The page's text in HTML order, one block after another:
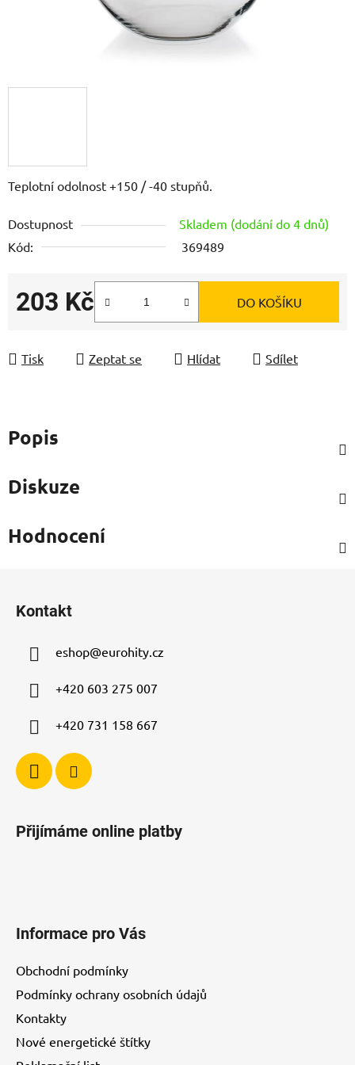
Teplotní odolnost +150 / -40 stupňů.
Dostupnost
Skladem (dodání do 4 dnů)
Kód:
369489
203 Kč DO KOŠÍKU
Tisk Zeptat se Hlídat Sdílet
Popis
Diskuze
Hodnocení
Kontakt
eshop@eurohity.cz
+420 603 275 007
+420 731 158 667
Přijímáme online platby
Informace pro Vás
Obchodní podmínky
Podmínky ochrany osobních údajů
Kontakty
Nové energetické štítky